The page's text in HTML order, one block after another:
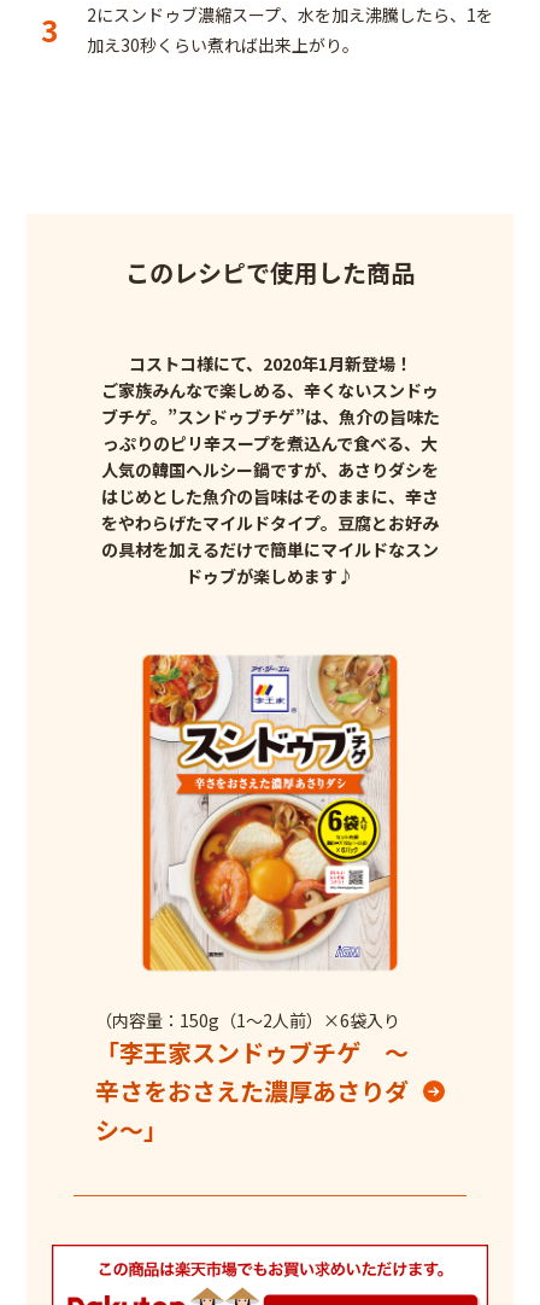
3
2にスンドゥブ濃縮スープ、水を加え沸騰したら、1を
加え30秒くらい煮れば出来上がり。
このレシピで使用した商品
コストコ様にて、2020年1月新登場！
ご家族みんなで楽しめる、辛くないスンドゥ
ブチゲ。”スンドゥブチゲ”は、魚介の旨味た
っぷりのピリ辛スープを煮込んで食べる、大
人気の韓国ヘルシー鍋ですが、あさりダシを
はじめとした魚介の旨味はそのままに、辛さ
をやわらげたマイルドタイプ。豆腐とお好み
の具材を加えるだけで簡単にマイルドなスン
ドゥブが楽しめます♪
（内容量：150g（1～2人前）×6袋入り
「李王家スンドゥブチゲ ～
辛さをおさえた濃厚あさりダ
シ～」